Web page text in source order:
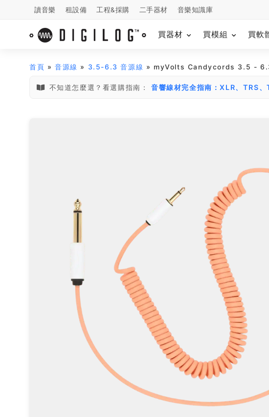
讀音樂 租設備 工程&採購 二手器材 音樂知識庫
買器材 買模組 買軟
首頁 »音源線 » 3.5-6.3 音源線 » myVolts Candycords 3.5 -
不知道怎麼選？看選購指南： 音響線材完全指南：XLR、TRS、